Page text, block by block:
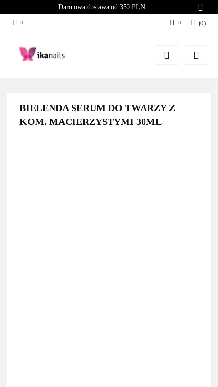
Darmowa dostawa od 350 PLN
Zaloguj się
Załóż konto
(0)
BIELENDA SERUM DO TWARZY Z
KOM. MACIERZYSTYMI 30ML